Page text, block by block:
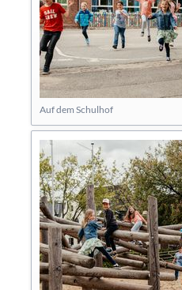
Auf dem Schulhof